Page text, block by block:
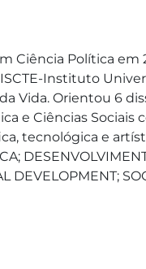
Ciência Política em
Instituto
Vida. Orientou 6
e Ciências
tecnológica e
DEVELOPMENT;